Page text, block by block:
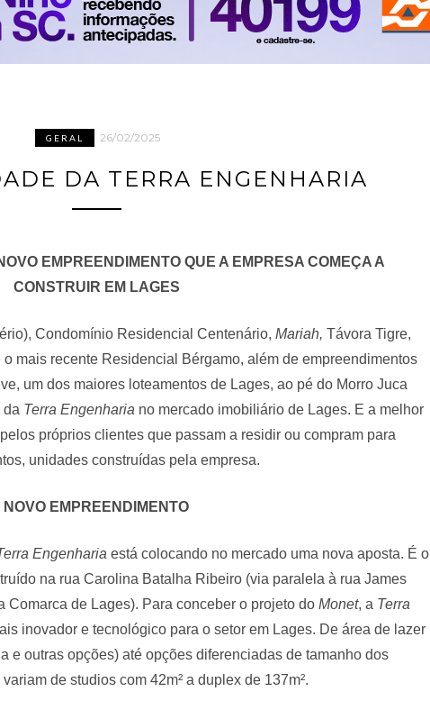
GERAL 26/02/2025
DA TERRA ENGENHARIA
EMPREENDIMENTO QUE A EMPRESA COMEÇA A
CONSTRUIR EM LAGES
Condomínio Residencial Centenário, Mariah, Távora Tigre,
o mais recente Residencial Bérgamo, além de empreendimentos
um dos maiores loteamentos de Lages, ao pé do Morro Juca
da Terra Engenharia no mercado imobiliário de Lages. E a melhor
próprios clientes que passam a residir ou compram para
unidades construídas pela empresa.
NOVO EMPREENDIMENTO
Engenharia está colocando no mercado uma nova aposta. É o
na rua Carolina Batalha Ribeiro (via paralela à rua James
Comarca de Lages). Para conceber o projeto do Monet, a Terra
inovador e tecnológico para o setor em Lages. De área de lazer
e outras opções) até opções diferenciadas de tamanho dos
de studios com 42m² a duplex de 137m².